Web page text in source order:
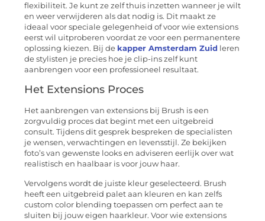
flexibiliteit. Je kunt ze zelf thuis inzetten wanneer je wilt
en weer verwijderen als dat nodig is. Dit maakt ze
ideaal voor speciale gelegenheid of voor wie extensions
eerst wil uitproberen voordat ze voor een permanentere
oplossing kiezen. Bij de kapper Amsterdam Zuid leren
de stylisten je precies hoe je clip-ins zelf kunt
aanbrengen voor een professioneel resultaat.
Het Extensions Proces
Het aanbrengen van extensions bij Brush is een
zorgvuldig proces dat begint met een uitgebreid
consult. Tijdens dit gesprek bespreken de specialisten
je wensen, verwachtingen en levensstijl. Ze bekijken
foto’s van gewenste looks en adviseren eerlijk over wat
realistisch en haalbaar is voor jouw haar.
Vervolgens wordt de juiste kleur geselecteerd. Brush
heeft een uitgebreid palet aan kleuren en kan zelfs
custom color blending toepassen om perfect aan te
sluiten bij jouw eigen haarkleur. Voor wie extensions